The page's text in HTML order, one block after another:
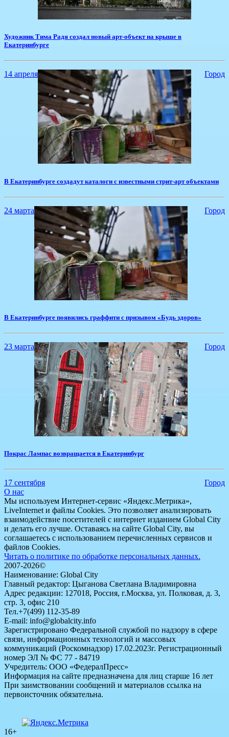
Художник Тима Радя создал новый арт-объект на крыше в
Екатеринбурге
14 апреля Город
В Екатеринбурге создадут каталоги с известными стрит-арт объектами
24 марта Город
В Екатеринбурге появились граффити с призывом «Будь здоров»
23 марта Город
Покрас Лампас возвращается в Екатеринбург
17 сентября
Город
О нас
Мы используем Интернет-сервис «Яндекс.Метрика»,
LiveInternet и файлы Cookies. Это позволяет анализировать
взаимодействие посетителей с интернет изданием Global City
и делать его лучше. Оставаясь на сайте Global City, вы
соглашаетесь с использованием перечисленных сервисов и
файлов Cookies.
Читать о политике по обработке персональных данных.
2007-2026©
Наименование: Global City
Главный редактор: Цыганова Светлана Владимировна
Адрес редакции: 127018, Россия, г.Москва, ул. Полковая, д. 3,
стр. 3, офис 210
Тел.+7(499) 112-35-89
E-mail: info@globalcity.info
Зарегистрировано Федеральной службой по надзору в сфере
связи, информационных технологий и массовых
коммуникаций (Роскомнадзор) 17.02.2023г. Регистрационный
номер ЭЛ № ФС 77 - 84719
Учредитель: ООО «ФедералПресс»
Информация на сайте предназначена для лиц старше 16 лет
При заимствовании сообщений и материалов ссылка на
первоисточник обязательна.
16+